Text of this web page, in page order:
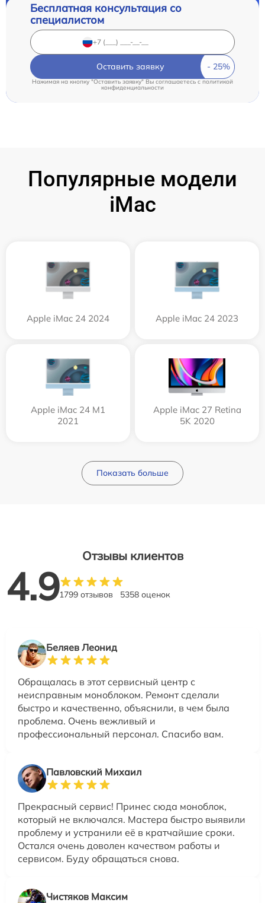
Бесплатная консультация со
специалистом
Оставить заявку
Нажимая на кнопку "Оставить заявку" Вы соглашаетесь cполитикой
конфиденциальности
Популярные модели
iMac
Apple iMac 24 2024 Apple iMac 24 2023
Apple iMac 24 M1
2021
Apple iMac 27 Retina
5K 2020
Показать больше
Отзывы клиентов
4.91799 отзывов 5358 оценок
Беляев Леонид
Обращалась в этот сервисный центр с
неисправным моноблоком. Ремонт сделали
быстро и качественно, объяснили, в чем была
проблема. Очень вежливый и
профессиональный персонал. Спасибо вам.
Павловский Михаил
Прекрасный сервис! Принес сюда моноблок,
который не включался. Мастера быстро выявили
проблему и устранили её в кратчайшие сроки.
Остался очень доволен качеством работы и
сервисом. Буду обращаться снова.
Чистяков Максим